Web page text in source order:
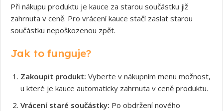
Při nákupu produktu je kauce za starou součástku již
zahrnuta v ceně. Pro vrácení kauce stačí zaslat starou
součástku nepoškozenou zpět.
Jak to funguje?
Zakoupit produkt: Vyberte v nákupním menu možnost,
u které je kauce automaticky zahrnuta v ceně produktu.
Vrácení staré součástky: Po obdržení nového